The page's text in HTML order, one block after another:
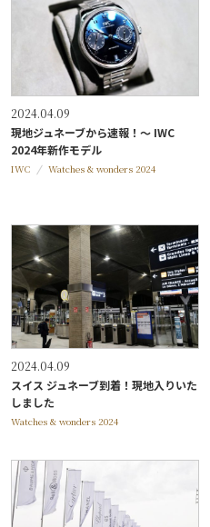
2024.04.09
現地ジュネーブから速報！～ IWC
2024年新作モデル
IWC Watches & wonders 2024
2024.04.09
スイス ジュネーブ到着！現地入りいた
しました
Watches & wonders 2024